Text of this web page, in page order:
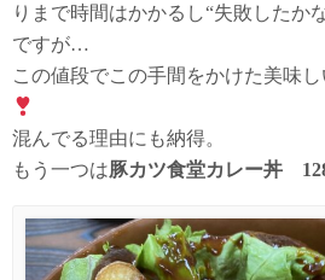
りまで時間はかかるし“失敗したか
ですが…
この値段でこの手間をかけた美味
混んでる理由にも納得。
もう一つは豚カツ食堂カレー丼